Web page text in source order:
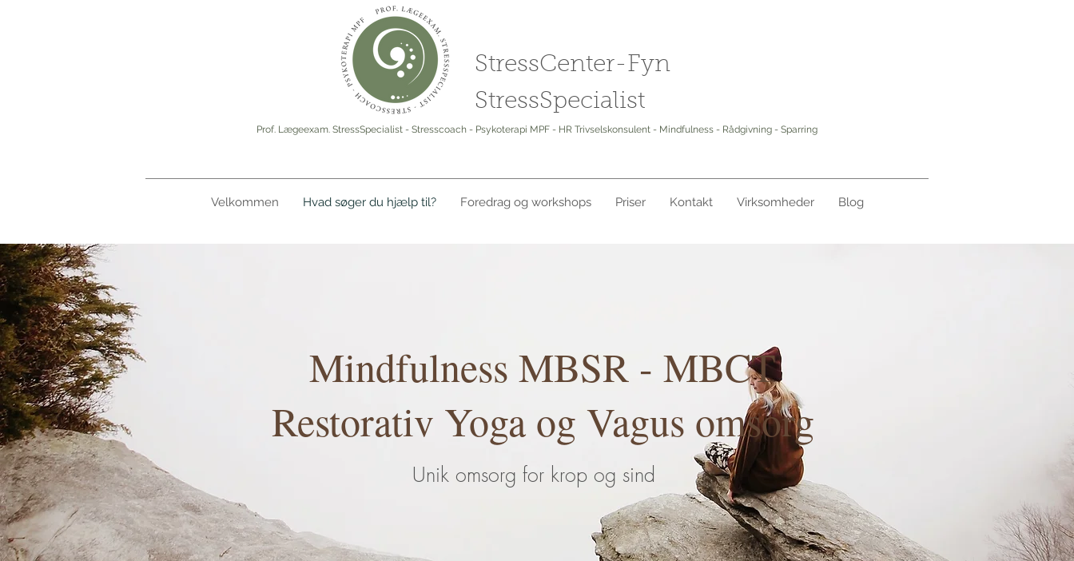
Prof. Lægeexam. StressSpecialist - Stresscoach - Psykoterapi MPF - HR Trivselskonsulent - Mindfulness - Rådgivning - Sparring
StressCenter-Fyn
StressSpecialist
Velkommen Hvad søger du hjælp til? Foredrag og workshops Priser Kontakt Virksomheder Blog
Mindfulness MBSR - MBCT
Restorativ Yoga og Vagus omsorg
Unik omsorg for krop og sind